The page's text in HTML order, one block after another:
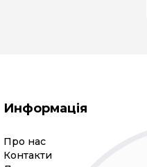
Информація
Про нас
Контакти